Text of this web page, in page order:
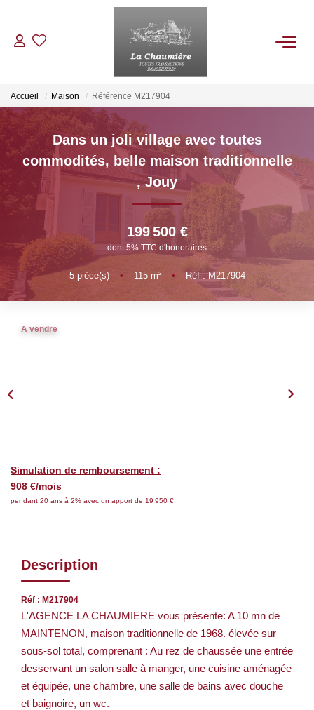
ACHETER
LOUER
ESTIMER
NOS BIENS VENDUS
NOTRE AGENCE
Qui Sommes Nous
Accueil Maison Référence M217904
Dans un joli village avec toutes
commodités, belle maison traditionnelle
,Jouy
199 500 €
dont 5% TTC d'honoraires
5pièce(s) • 115m² • Réf : M217904
A vendre
Simulation de remboursement :
908 €/mois
pendant 20 ans à 2% avec un apport de 19 950 €
Description
Réf : M217904
L'AGENCE LA CHAUMIERE vous présente: A 10 mn de
MAINTENON, maison traditionnelle de 1968. élevée sur
sous-sol total, comprenant : Au rez de chaussée une entrée
desservant un salon salle à manger, une cuisine aménagée
et équipée, une chambre, une salle de bains avec douche
et baignoire, un wc.